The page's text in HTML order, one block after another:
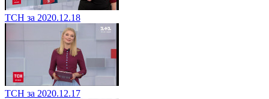
ТСН за 2020.12.18
ТСН за 2020.12.17